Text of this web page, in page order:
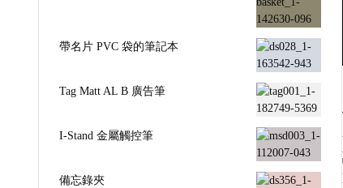
帶名片 PVC 袋的筆記本
Tag Matt AL B 廣告筆
I-Stand 金屬觸控筆
備忘錄夾